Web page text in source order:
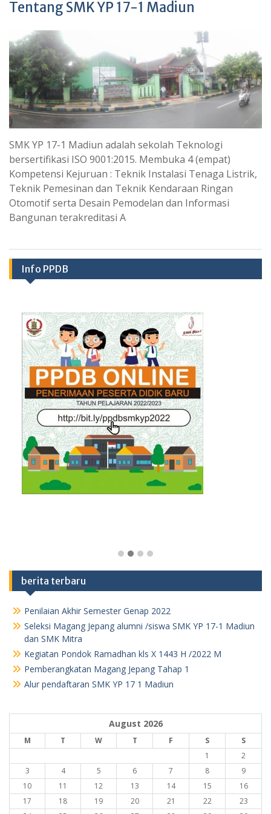
Tentang SMK YP 17-1 Madiun
SMK YP 17-1 Madiun adalah sekolah Teknologi
bersertifikasi ISO 9001:2015. Membuka 4 (empat)
Kompetensi Kejuruan : Teknik Instalasi Tenaga Listrik,
Teknik Pemesinan dan Teknik Kendaraan Ringan
Otomotif serta Desain Pemodelan dan Informasi
Bangunan terakreditasi A
Info PPDB
berita terbaru
Penilaian Akhir Semester Genap 2022
Seleksi Magang Jepang alumni /siswa SMK YP 17-1 Madiun
dan SMK Mitra
Kegiatan Pondok Ramadhan kls X 1443 H /2022 M
Pemberangkatan Magang Jepang Tahap 1
Alur pendaftaran SMK YP 17 1 Madiun
August 2026
M T W T F S
S
1
2
3
4 5 6 7 8
9
10
11 12 13 14 15
16
17
18 19 20 21 22
23